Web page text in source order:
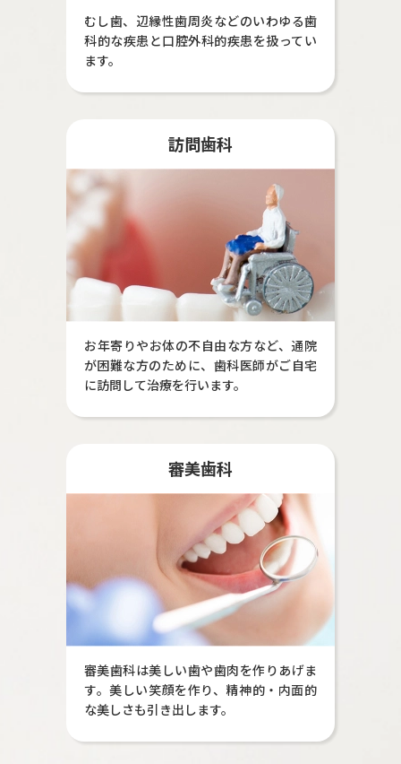
むし歯、辺縁性歯周炎などのいわゆる歯
科的な疾患と口腔外科的疾患を扱ってい
ます。
訪問歯科
お年寄りやお体の不自由な方など、通院
が困難な方のために、歯科医師がご自宅
に訪問して治療を行います。
審美歯科
審美歯科は美しい歯や歯肉を作りあげま
す。美しい笑顔を作り、精神的・内面的
な美しさも引き出します。